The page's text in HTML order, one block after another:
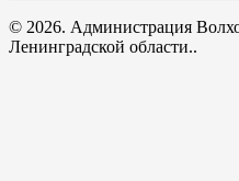
© 2026. Администрация
Ленинградской области..